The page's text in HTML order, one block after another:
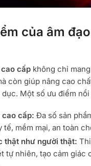
của âm
cấp không chỉ
còn giúp nâng cao
Một số ưu điểm nổi
cao cấp: Đa số sản
tế, mềm mại, an toàn
thật như người thật:
tự nhiên, tạo cảm giác